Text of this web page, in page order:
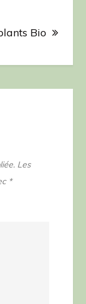
Bio
Les
*